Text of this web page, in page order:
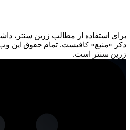
برای استفاده از مطالب زرین سنتر،
ذکر «منبع» کافیست. تمام حقوق اين
زرین سنتر است.